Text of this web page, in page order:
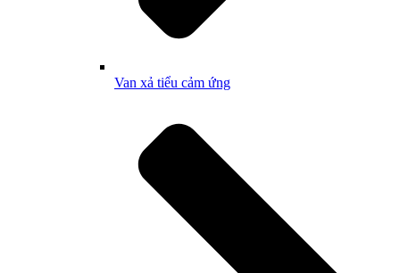
Van xả tiểu cảm ứng